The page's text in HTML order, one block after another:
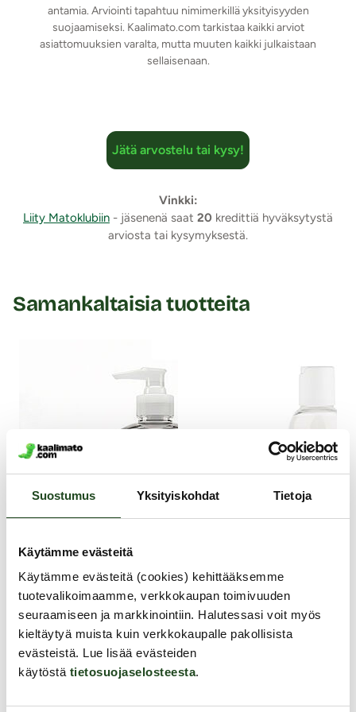
Suostumus Yksityiskohdat Tietoja
Käytämme evästeitä
Käytämme evästeitä (cookies) kehittääksemme
tuotevalikoimaamme, verkkokaupan toimivuuden
seuraamiseen ja markkinointiin. Halutessasi voit myös
kieltäytyä muista kuin verkkokaupalle pakollisista
evästeistä. Lue lisää evästeiden
käytöstä tietosuojaselosteesta.
antamia. Arviointi tapahtuu nimimerkillä yksityisyyden
suojaamiseksi. Kaalimato.com tarkistaa kaikki arviot
asiattomuuksien varalta, mutta muuten kaikki julkaistaan
sellaisenaan.
Jätä arvostelu tai kysy!
Vinkki:
Liity Matoklubiin - jäsenenä saat 20 kredittiä hyväksytystä
arviosta tai kysymyksestä.
Samankaltaisia tuotteita
RELOAD - Vesipohjainen liukuvoide,
250 ml
Valkoinen liukuvoide,